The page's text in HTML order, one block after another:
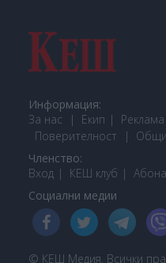
Информация:
За нас
Екип Реклама
Поверителност
Общи
Членство:
Вход
КЕШ клуб Або
Социални медии
© КЕШ Медия. Всички